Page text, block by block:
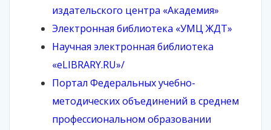
издательского центра «Академия»
Электронная библиотека «УМЦ ЖДТ»
Научная электронная библиотека
«eLIBRARY.RU»/
Портал Федеральных учебно-
методических объединений в среднем
профессиональном образовании